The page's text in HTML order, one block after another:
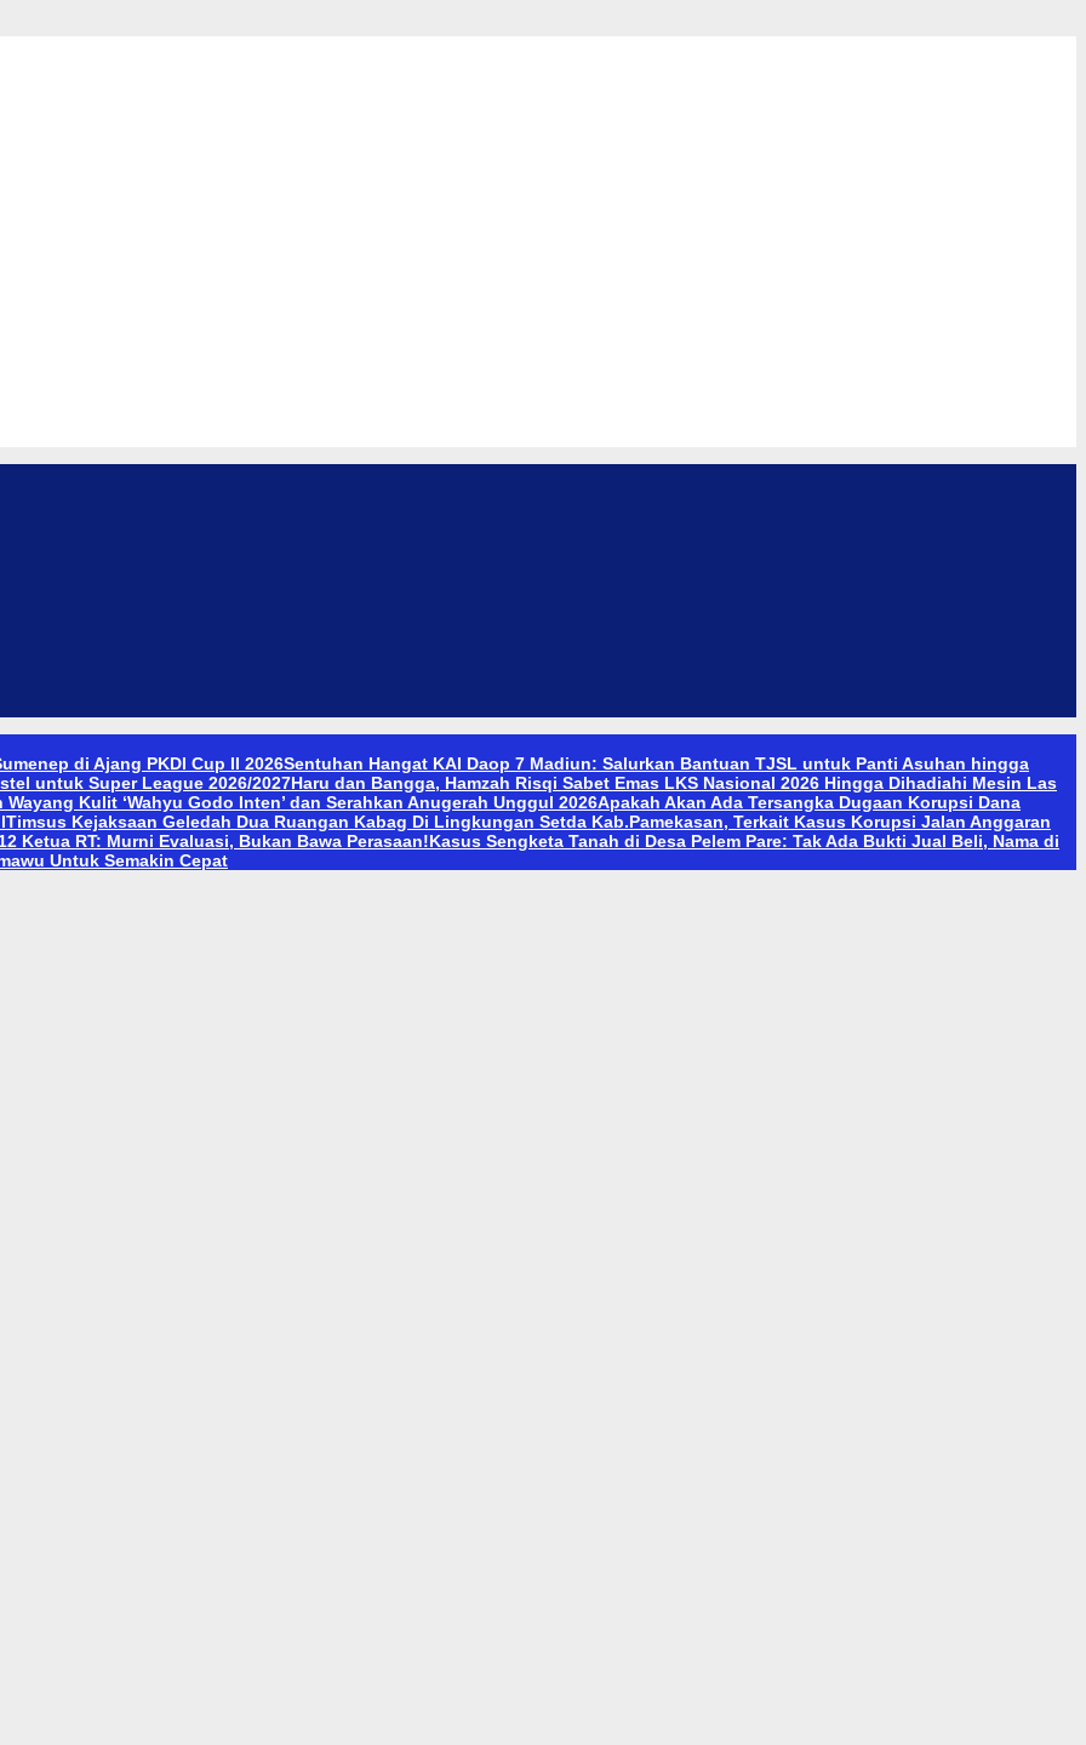
di Ajang PKDI Cup II 2026Sentuhan Hangat KAI Daop 7 Madiun: Salurkan Bantuan TJSL untuk Panti Asuhan hingga
untuk Super League 2026/2027Haru dan Bangga, Hamzah Risqi Sabet Emas LKS Nasional 2026 Hingga Dihadiahi Mesin Las
Kulit ‘Wahyu Godo Inten’ dan Serahkan Anugerah Unggul 2026Apakah Akan Ada Tersangka Dugaan Korupsi Dana
Timsus Kejaksaan Geledah Dua Ruangan Kabag Di Lingkungan Setda Kab.Pamekasan, Terkait Kasus Korupsi Jalan Anggaran
Ketua RT: Murni Evaluasi, Bukan Bawa Perasaan!Kasus Sengketa Tanah di Desa Pelem Pare: Tak Ada Bukti Jual Beli, Nama di
Untuk Semakin Cepat